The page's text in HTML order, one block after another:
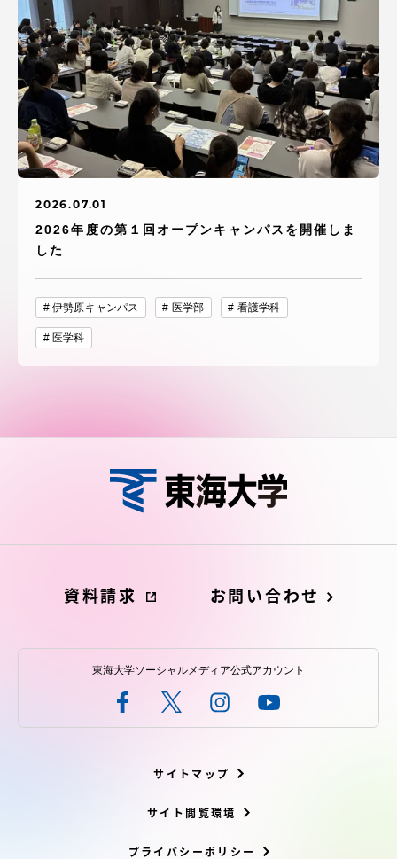
2026.07.01
2026年度の第１回オープンキャンパスを開催しま
した
伊勢原キャンパス 医学部 看護学科
医学科
資料請求 お問い合わせ
東海大学ソーシャルメディア公式アカウント
サイトマップ
サイト閲覧環境
プライバシーポリシー